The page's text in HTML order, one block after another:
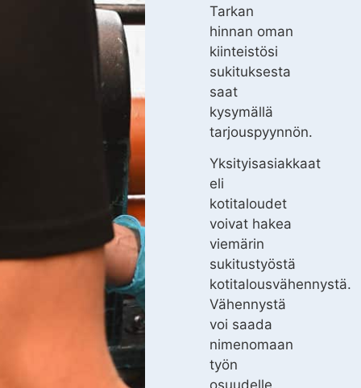
Tarkan
hinnan oman
kiinteistösi
sukituksesta
saat
kysymällä
tarjouspyynnön.
Yksityisasiakkaat
eli
kotitaloudet
voivat hakea
viemärin
sukitustyöstä
kotitalousvähennystä.
Vähennystä
voi saada
nimenomaan
työn
osuudelle,